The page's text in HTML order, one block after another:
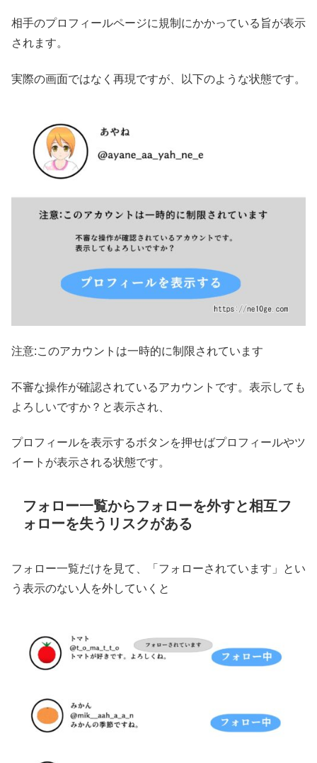
相手のプロフィールページに規制にかかっている旨が表示
されます。
実際の画面ではなく再現ですが、以下のような状態です。
注意:このアカウントは一時的に制限されています
不審な操作が確認されているアカウントです。表示しても
よろしいですか？と表示され、
プロフィールを表示するボタンを押せばプロフィールやツ
イートが表示される状態です。
フォロー一覧からフォローを外すと相互フ
ォローを失うリスクがある
フォロー一覧だけを見て、「フォローされています」とい
う表示のない人を外していくと